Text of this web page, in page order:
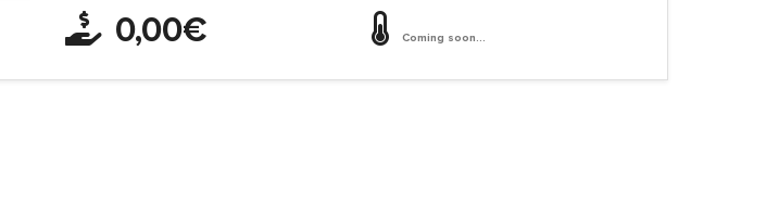
0,00€ Coming soon...